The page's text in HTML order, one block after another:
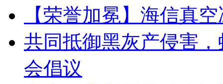
【荣誉加冕】海信真
共同抵御黑灰产侵害
会倡议